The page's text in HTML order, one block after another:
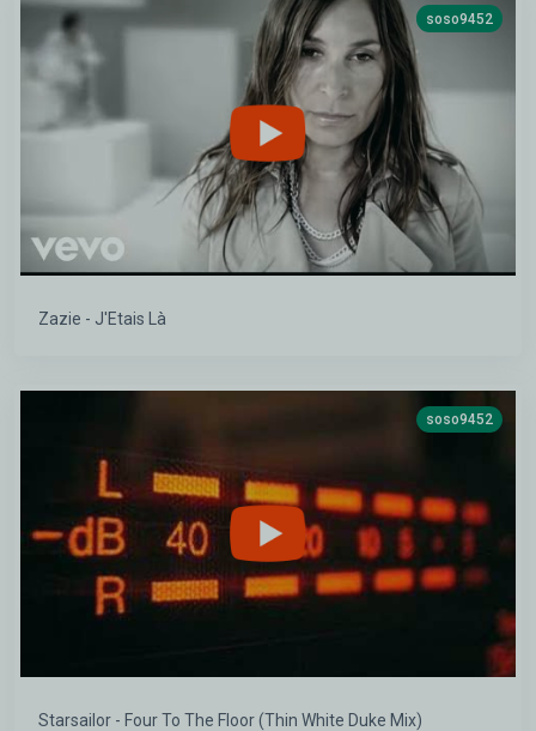
soso9452
Zazie - J'Etais Là
soso9452
Starsailor - Four To The Floor (Thin White Duke Mix)